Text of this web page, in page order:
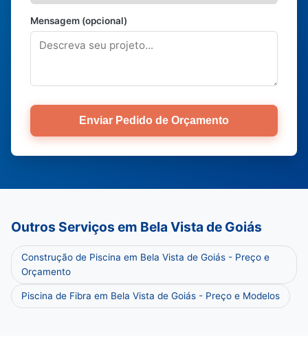
Mensagem (opcional)
Enviar Pedido de Orçamento
Outros Serviços em Bela Vista de Goiás
Construção de Piscina em Bela Vista de Goiás - Preço e
Orçamento
Piscina de Fibra em Bela Vista de Goiás - Preço e Modelos